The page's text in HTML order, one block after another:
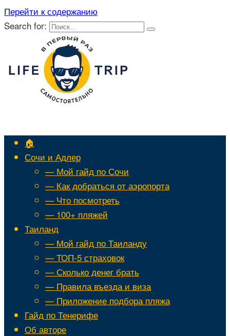
Перейти к содержанию
Search for:
🏠
Сочи и Адлер
— Мой гайд по Сочи
— Как добраться от аэропорта
— Что посмотреть
— 100+ пляжей
Таиланд
— Мой гайд по Таиланду
— ТОП-5 страховок
— Сколько денег брать
— Правила въезда и виза
— Приложение подбора пляжа
Гайд по Тенерифе
Об авторе